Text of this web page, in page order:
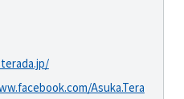
Asuka.Tera